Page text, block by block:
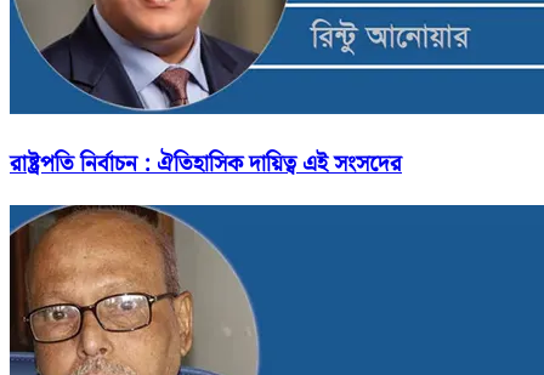
রাষ্ট্রপতি নির্বাচন : ঐতিহাসিক দায়িত্ব এই সংসদের